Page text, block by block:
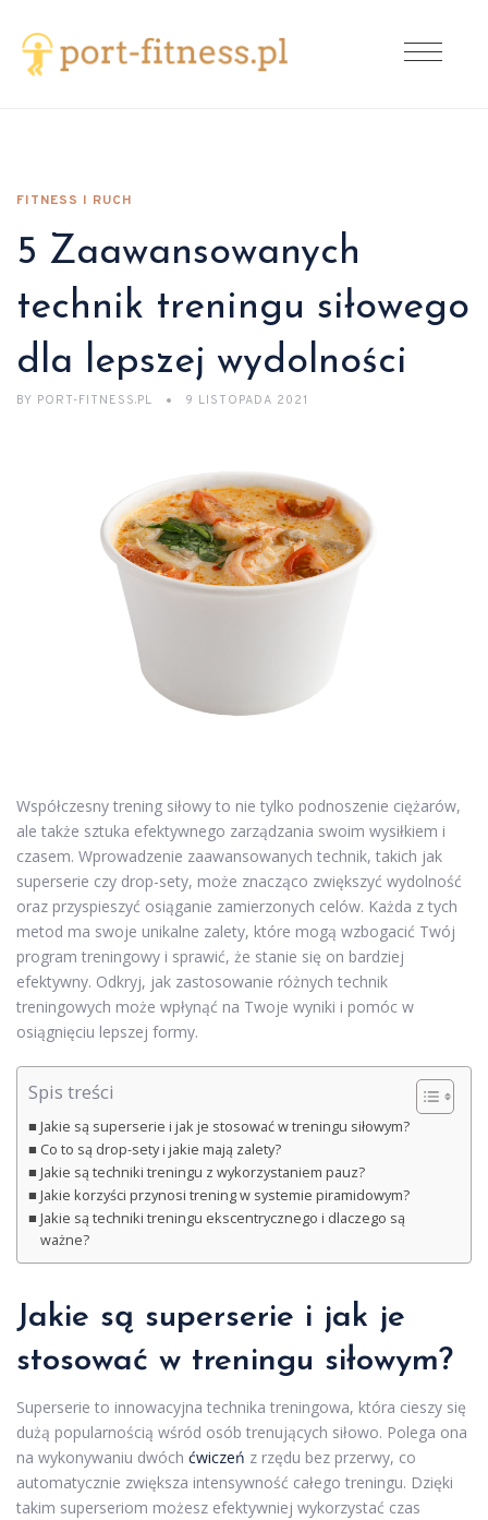
FITNESS I RUCH
5 Zaawansowanych
technik treningu siłowego
dla lepszej wydolności
BY PORT-FITNESS.PL 9 LISTOPADA 2021
Współczesny trening siłowy to nie tylko podnoszenie ciężarów,
ale także sztuka efektywnego zarządzania swoim wysiłkiem i
czasem. Wprowadzenie zaawansowanych technik, takich jak
superserie czy drop-sety, może znacząco zwiększyć wydolność
oraz przyspieszyć osiąganie zamierzonych celów. Każda z tych
metod ma swoje unikalne zalety, które mogą wzbogacić Twój
program treningowy i sprawić, że stanie się on bardziej
efektywny. Odkryj, jak zastosowanie różnych technik
treningowych może wpłynąć na Twoje wyniki i pomóc w
osiągnięciu lepszej formy.
Spis treści
Jakie są superserie i jak je stosować w treningu siłowym?
Co to są drop-sety i jakie mają zalety?
Jakie są techniki treningu z wykorzystaniem pauz?
Jakie korzyści przynosi trening w systemie piramidowym?
Jakie są techniki treningu ekscentrycznego i dlaczego są
ważne?
Jakie są superserie i jak je
stosować w treningu siłowym?
Superserie to innowacyjna technika treningowa, która cieszy się
dużą popularnością wśród osób trenujących siłowo. Polega ona
na wykonywaniu dwóch ćwiczeń z rzędu bez przerwy, co
automatycznie zwiększa intensywność całego treningu. Dzięki
takim superseriom możesz efektywniej wykorzystać czas